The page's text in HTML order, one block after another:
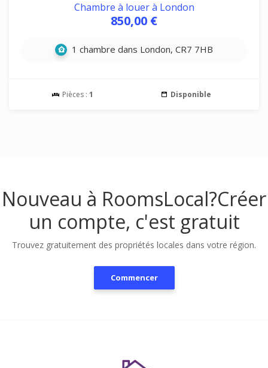
Chambre à louer à London
850,00 €
1 chambre dans London, CR7 7HB
Pièces : 1 Disponible
Nouveau à RoomsLocal?Créer
un compte, c'est gratuit
Trouvez gratuitement des propriétés locales dans votre région.
Commencer